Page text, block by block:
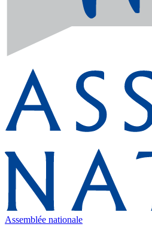
Assemblée nationale